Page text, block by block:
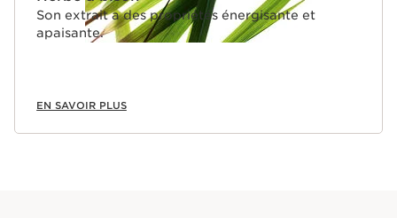
Son extrait a des propriétés énergisante et
apaisante.
EN SAVOIR PLUS